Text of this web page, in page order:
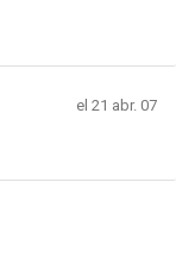
el 21 abr. 07